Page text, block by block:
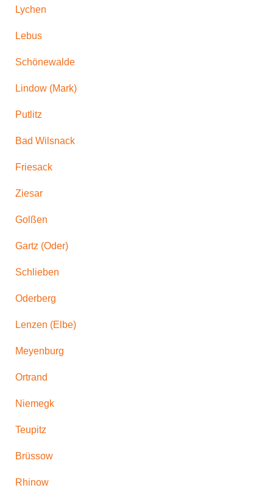
Lychen
Lebus
Schönewalde
Lindow (Mark)
Putlitz
Bad Wilsnack
Friesack
Ziesar
Golßen
Gartz (Oder)
Schlieben
Oderberg
Lenzen (Elbe)
Meyenburg
Ortrand
Niemegk
Teupitz
Brüssow
Rhinow